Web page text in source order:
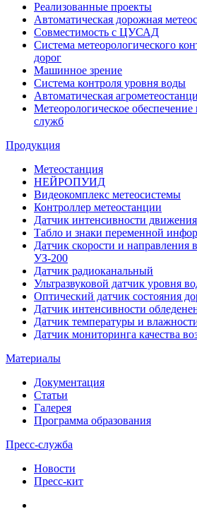
Реализованные проекты
Автоматическая дорожная
Совместимость с ЦУСАД
Система метеорологического
дорог
Машинное зрение
Система контроля уровня воды
Автоматическая
Метеорологическое
служб
Продукция
Метеостанция
НЕЙРОПУИД
Видеокомплекс метеосистемы
Контроллер метеостанции
Датчик интенсивности
Табло и знаки переменной
Датчик скорости и направления
УЗ-200
Датчик радиоканальный
Ультразвуковой датчик уровня
Оптический датчик состояния
Датчик интенсивности
Датчик температуры и
Датчик мониторинга качества
Материалы
Документация
Статьи
Галерея
Программа образования
Пресс-служба
Новости
Пресс-кит